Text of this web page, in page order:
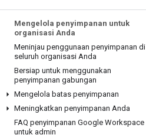
Mengelola penyimpanan untuk
organisasi Anda
Meninjau penggunaan penyimpanan di
seluruh organisasi Anda
Bersiap untuk menggunakan
penyimpanan gabungan
Mengelola batas penyimpanan
Meningkatkan penyimpanan Anda
FAQ penyimpanan Google Workspace
untuk admin